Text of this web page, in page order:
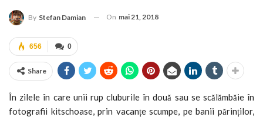
By Stefan Damian On mai 21, 2018
0
656
Share
În zilele în care unii rup cluburile în două sau se scălămbăie în
fotografii kitschoase, prin vacanțe scumpe, pe banii părinților,